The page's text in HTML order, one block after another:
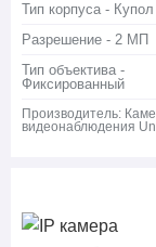
Тип корпуса - Купол
Разрешение - 2 МП
Тип объектива -
Фиксированный
Производитель:
видеонаблюдения